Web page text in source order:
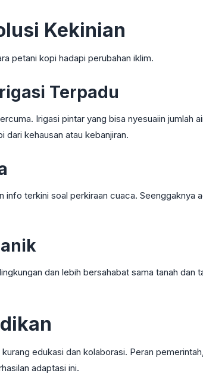
Kekinian
petani kopi hadapi perubahan iklim.
Terpadu
Irigasi pintar yang bisa nyesuaiin jumlah
dari kehausan atau kebanjiran.
terkini soal perkiraan cuaca. Seenggaknya
dan lebih bersahabat sama tanah dan
edukasi dan kolaborasi. Peran
adaptasi ini.